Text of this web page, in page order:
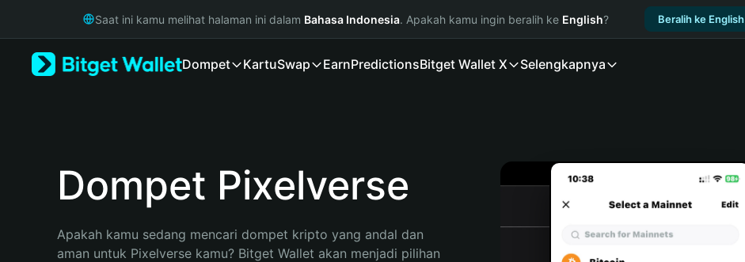
Русский
Bahasa Indonesia
Saat ini kamu melihat halaman ini dalam Bahasa Indonesia. Apakah kamu ingin beralih ke English? Beralih ke English
Dompet KartuSwap EarnPredictionsBitget Wallet X Selengkapnya
Dompet Pixelverse
Apakah kamu sedang mencari dompet kripto yang andal dan
aman untuk Pixelverse kamu? Bitget Wallet akan menjadi pilihan